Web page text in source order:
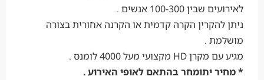
לאירועים שבין 100-300 אנשים .
ניתן להקרין הקרה קדמית או הקרנה אחורית בצורה
מושלמת .
מגיע עם מקרן HD מקצועי מעל 4000 לומנס .
* מחיר יתומחר בהתאם לאופי האירוע .